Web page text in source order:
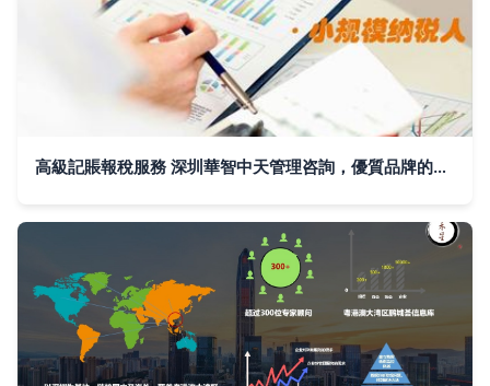
高級記賬報稅服務 深圳華智中天管理咨詢，優質品牌的實惠之選